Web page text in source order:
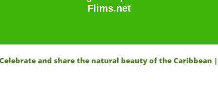
Flims.net
and share the natural beauty of the Caribbean |